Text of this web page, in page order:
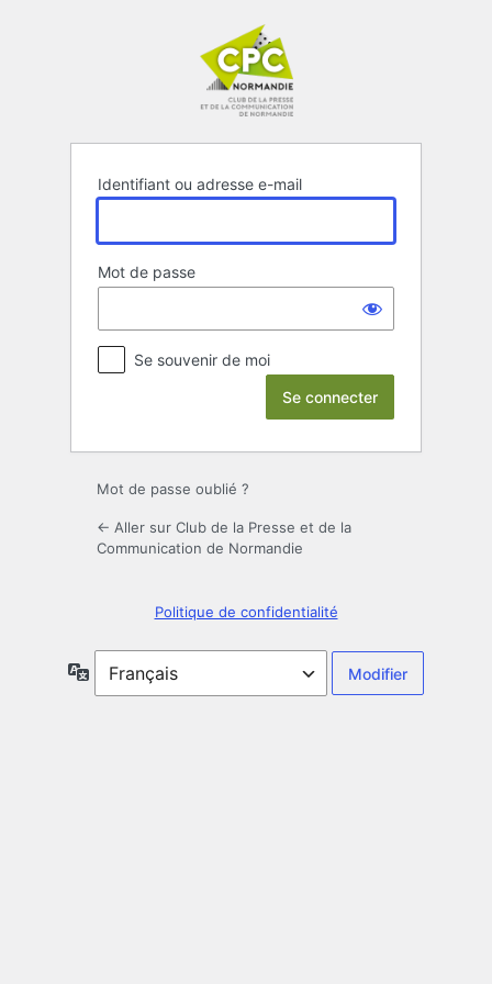
Identifiant ou adresse e-mail
Mot de passe
Se souvenir de moi
Mot de passe oublié ?
← Aller sur Club de la Presse et de la
Communication de Normandie
Politique de confidentialité
Langue